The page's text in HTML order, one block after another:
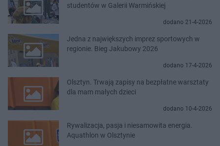
studentów w Galerii Warmińskiej
dodano 21-4-2026
Jedna z największych imprez sportowych w
regionie. Bieg Jakubowy 2026
dodano 17-4-2026
Olsztyn. Trwają zapisy na bezpłatne warsztaty
dla mam małych dzieci
dodano 10-4-2026
Rywalizacja, pasja i niesamowita energia.
Aquathlon w Olsztynie